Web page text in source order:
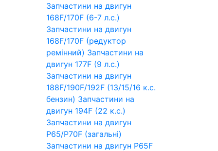
Запчастини на двигун
168F/170F (6-7 л.с.)
Запчастини на двигун
168F/170F (редуктор
ремінний) Запчастини на
двигун 177F (9 л.с.)
Запчастини на двигун
188F/190F/192F (13/15/16 к.с.
бензин) Запчастини на
двигун 194F (22 к.с.)
Запчастини на двигун
P65/P70F (загальні)
Запчастини на двигун P65F